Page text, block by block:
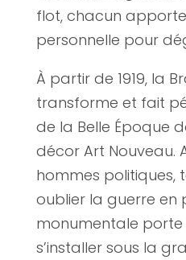
flot, chacun
personnelle pour
À partir de 1919, la
transforme et fait
de la Belle Époque
décor Art Nouveau.
hommes politiques,
oublier la guerre en
monumentale
s’installer sous la